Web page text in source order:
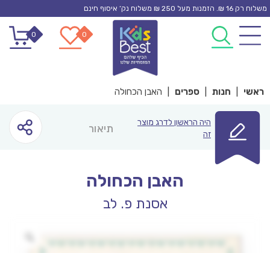
Skip
content
משלוח רק 16 ₪. הזמנות מעל 250 ₪ משלוח נק’ איסוף חינם
0
0
ראשי חנות ספרים האבן הכחולה
היה הראשון לדרג מוצר
זה
תיאור
האבן הכחולה
אסנת פ. לב